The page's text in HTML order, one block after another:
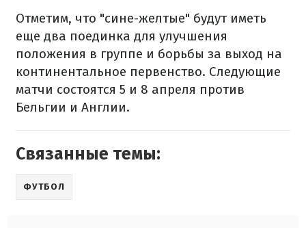
Отметим, что "сине-желтые" будут иметь
еще два поединка для улучшения
положения в группе и борьбы за выход на
континентальное первенство. Следующие
матчи состоятся 5 и 8 апреля против
Бельгии и Англии.
Связанные темы:
ФУТБОЛ